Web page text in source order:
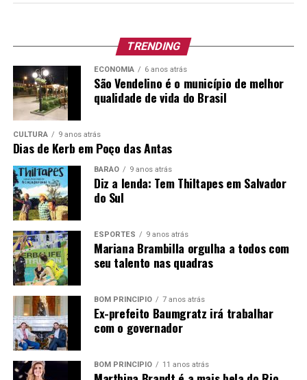
econômico às escolas, muitas vezes usado para auxiliar
na compra de materiais necessários.
Em março, serão reveladas as três escolas que mais
destinaram materiais ao projeto em 2024, as quais
participarão de uma cerimônia de premiação.
– Mesmo em um ano desafiador para o Rio Grande do
Sul, o Escola Sustentável continuou demonstrando sua
relevância. Desde a sua criação, o projeto expandiu
significativamente o alcance, engajando mais escolas e
promovendo a conscientização sobre reciclagem entre
os estudantes do nosso estado. É importante que, desde
cedo, eles percebam o plástico como um ativo
econômico e que esse é um tipo de iniciativa que
também colabora no nosso árduo esforço diário de
combate às mudanças climáticas – comenta o CEO da
TRENDING
ECONOMIA 6 anos atrás
São Vendelino é o município de melhor
qualidade de vida do Brasil
CULTURA 9 anos atrás
Dias de Kerb em Poço das Antas
BARÃO 9 anos atrás
Diz a lenda: Tem Thiltapes em Salvador
do Sul
ESPORTES 9 anos atrás
Mariana Brambilla orgulha a todos com
seu talento nas quadras
BOM PRINCÍPIO 7 anos atrás
Ex-prefeito Baumgratz irá trabalhar
com o governador
BOM PRINCÍPIO 11 anos atrás